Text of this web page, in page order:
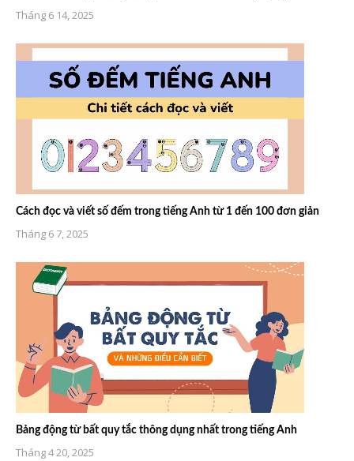
Tháng 6 14, 2025
Cách đọc và viết số đếm trong tiếng Anh từ 1 đến 100 đơn giản
Tháng 6 7, 2025
Bảng động từ bất quy tắc thông dụng nhất trong tiếng Anh
Tháng 4 20, 2025